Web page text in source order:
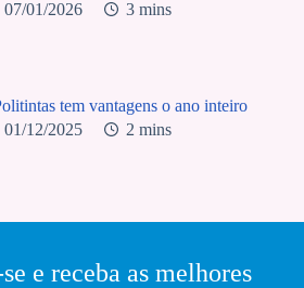
07/01/2026
3 mins
tem vantagens o ano inteiro
01/12/2025
2 mins
e receba as melhores